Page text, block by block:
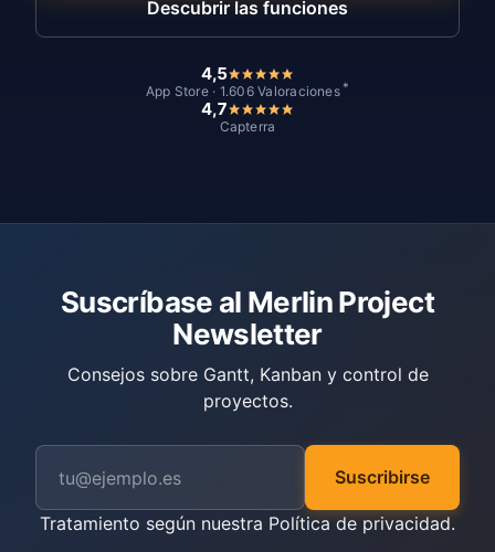
Descubrir las funciones
4,5
App Store · 1.606 Valoraciones *
4,7
Capterra
Suscríbase al Merlin Project
Newsletter
Consejos sobre Gantt, Kanban y control de
proyectos.
Suscribirse
Tratamiento según nuestra Política de privacidad.